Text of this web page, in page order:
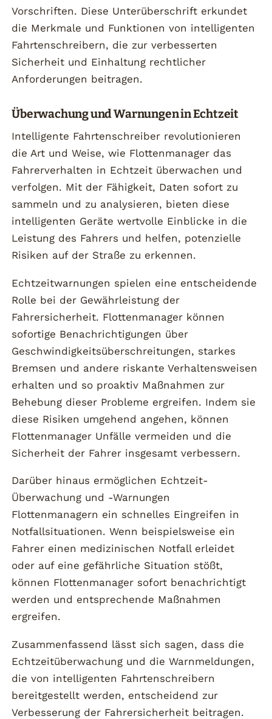
Vorschriften. Diese Unterüberschrift erkundet
die Merkmale und Funktionen von intelligenten
Fahrtenschreibern, die zur verbesserten
Sicherheit und Einhaltung rechtlicher
Anforderungen beitragen.
Überwachung und Warnungen in Echtzeit
Intelligente Fahrtenschreiber revolutionieren
die Art und Weise, wie Flottenmanager das
Fahrerverhalten in Echtzeit überwachen und
verfolgen. Mit der Fähigkeit, Daten sofort zu
sammeln und zu analysieren, bieten diese
intelligenten Geräte wertvolle Einblicke in die
Leistung des Fahrers und helfen, potenzielle
Risiken auf der Straße zu erkennen.
Echtzeitwarnungen spielen eine entscheidende
Rolle bei der Gewährleistung der
Fahrersicherheit. Flottenmanager können
sofortige Benachrichtigungen über
Geschwindigkeitsüberschreitungen, starkes
Bremsen und andere riskante Verhaltensweisen
erhalten und so proaktiv Maßnahmen zur
Behebung dieser Probleme ergreifen. Indem sie
diese Risiken umgehend angehen, können
Flottenmanager Unfälle vermeiden und die
Sicherheit der Fahrer insgesamt verbessern.
Darüber hinaus ermöglichen Echtzeit-
Überwachung und -Warnungen
Flottenmanagern ein schnelles Eingreifen in
Notfallsituationen. Wenn beispielsweise ein
Fahrer einen medizinischen Notfall erleidet
oder auf eine gefährliche Situation stößt,
können Flottenmanager sofort benachrichtigt
werden und entsprechende Maßnahmen
ergreifen.
Zusammenfassend lässt sich sagen, dass die
Echtzeitüberwachung und die Warnmeldungen,
die von intelligenten Fahrtenschreibern
bereitgestellt werden, entscheidend zur
Verbesserung der Fahrersicherheit beitragen.